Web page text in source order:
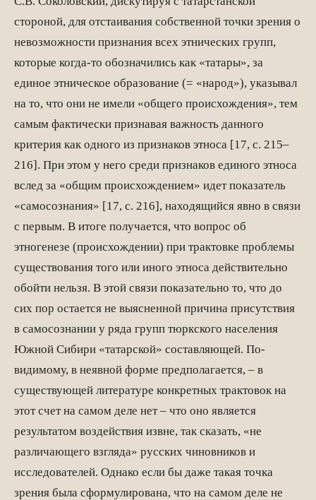
стороной, для отстаивания собственной точки зрения о
невозможности признания всех этнических групп,
которые когда-то обозначились как «татары», за
единое этническое образование (= «народ»), указывал
на то, что они не имели «общего происхождения», тем
самым фактически признавая важность данного
критерия как одного из признаков этноса [17, с. 215–
216]. При этом у него среди признаков единого этноса
вслед за «общим происхождением» идет показатель
«самосознания» [17, с. 216], находящийся явно в связи
с первым. В итоге получается, что вопрос об
этногенезе (происхождении) при трактовке проблемы
существования того или иного этноса действительно
обойти нельзя. В этой связи показательно то, что до
сих пор остается не выясненной причина присутствия
в самосознании у ряда групп тюркского населения
Южной Сибири «татарской» составляющей. По-
видимому, в неявной форме предполагается, – в
существующей литературе конкретных трактовок на
этот счет на самом деле нет – что оно является
результатом воздействия извне, так сказать, «не
различающего взгляда» русских чиновников и
исследователей. Однако если бы даже такая точка
зрения была сформулирована, что на самом деле не